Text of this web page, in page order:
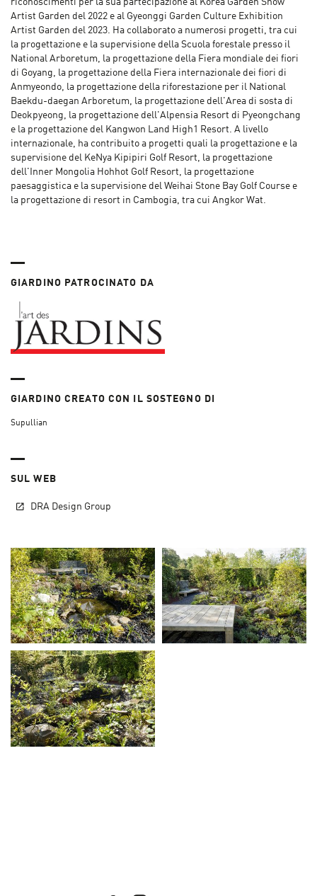
riconoscimenti per la sua partecipazione al Korea Garden Show
Artist Garden del 2022 e al Gyeonggi Garden Culture Exhibition
Artist Garden del 2023. Ha collaborato a numerosi progetti, tra cui
la progettazione e la supervisione della Scuola forestale presso il
National Arboretum, la progettazione della Fiera mondiale dei fiori
di Goyang, la progettazione della Fiera internazionale dei fiori di
Anmyeondo, la progettazione della riforestazione per il National
Baekdu-daegan Arboretum, la progettazione dell'Area di sosta di
Deokpyeong, la progettazione dell'Alpensia Resort di Pyeongchang
e la progettazione del Kangwon Land High1 Resort. A livello
internazionale, ha contribuito a progetti quali la progettazione e la
supervisione del KeNya Kipipiri Golf Resort, la progettazione
dell'Inner Mongolia Hohhot Golf Resort, la progettazione
paesaggistica e la supervisione del Weihai Stone Bay Golf Course e
la progettazione di resort in Cambogia, tra cui Angkor Wat.
GIARDINO PATROCINATO DA
GIARDINO CREATO CON IL SOSTEGNO DI
Supullian
SUL WEB
DRA Design Group